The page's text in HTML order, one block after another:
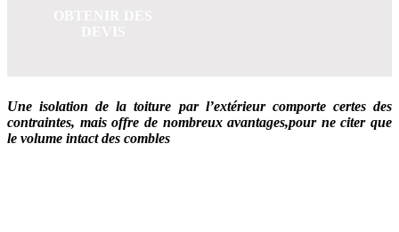
Une isolation de la toiture par l’extérieur comporte certes des
contraintes, mais offre de nombreux avantages,pour ne citer que
le volume intact des combles